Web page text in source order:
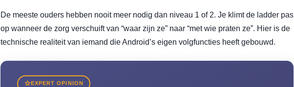
De meeste ouders hebben nooit meer nodig dan niveau 1 of 2. Je klimt de ladder pas
op wanneer de zorg verschuift van “waar zijn ze” naar “met wie praten ze”. Hier is de
technische realiteit van iemand die Android’s eigen volgfuncties heeft gebouwd.
EXPERT OPINION